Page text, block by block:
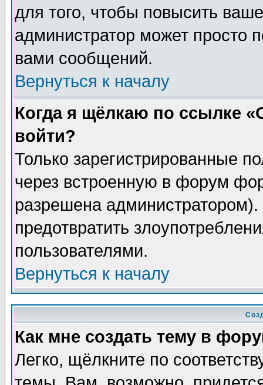
для того, чтобы повысить
администратор может просто
вами сообщений.
Вернуться к началу
Когда я щёлкаю по ссылке
войти?
Только зарегистрированные
через встроенную в форум
разрешена
предотвратить
пользователями.
Вернуться к началу
Как мне создать тему в
Легко, щёлкните по